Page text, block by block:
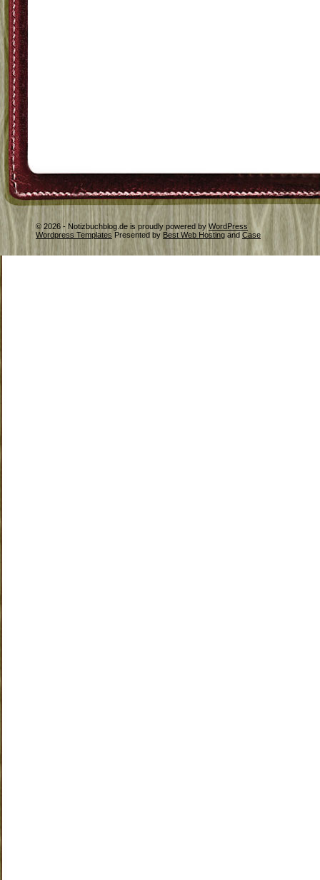
© 2026 - Notizbuchblog.de is proudly powered by WordPress
Wordpress Templates Presented by Best Web Hosting and Case